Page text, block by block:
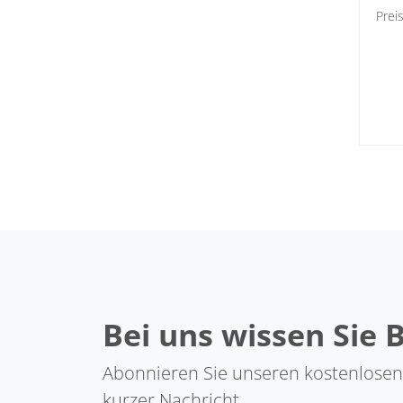
Bei uns wissen Sie
Abonnieren Sie unseren